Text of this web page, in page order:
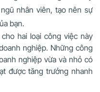
nhân viên, tạo nên sự
bạn.
hai loại công việc này
nghiệp. Những công
nghiệp vừa và nhỏ có
được tăng trưởng nhanh